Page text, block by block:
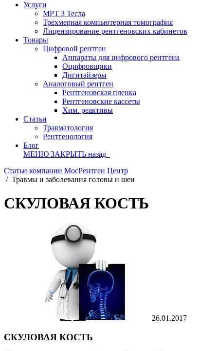
Услуги
МРТ 3 Тесла
Трехмерная компьютерная томография
Лицензирование рентгеновских кабинетов
Товары
Цифровой рентген
Аппараты для цифрового рентгена
Оцифровщики
Дигитайзеры
Аналоговый рентген
Рентгеновская пленка
Рентгеновские кассеты
Хим. реактивы
Статьи
Травматология
Рентгенология
Блог
МЕНЮ ЗАКРЫТЬ назад
Статьи компании МосРентген Центр
/ Травмы и заболевания головы и шеи
СКУЛОВАЯ КОСТЬ
26.01.2017
СКУЛОВАЯ КОСТЬ